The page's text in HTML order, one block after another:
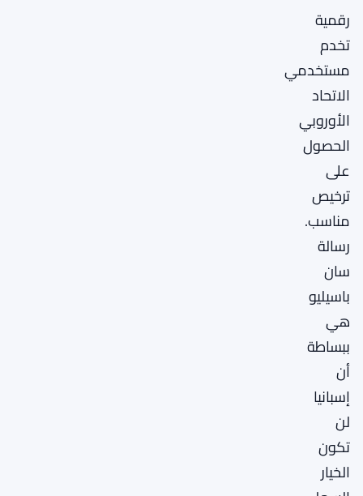
رقمية
تخدم
مستخدمي
الاتحاد
الأوروبي
الحصول
على
ترخيص
مناسب.
رسالة
سان
باسيليو
هي
ببساطة
أن
إسبانيا
لن
تكون
الخيار